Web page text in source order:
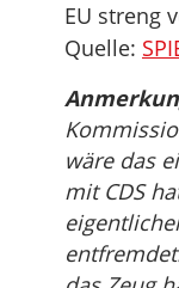
EU streng
Quelle:
wäre das
mit CDS